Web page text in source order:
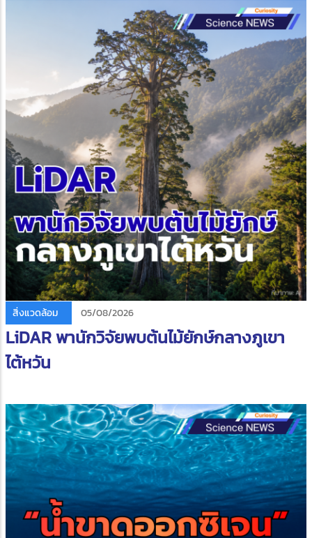
สิ่งแวดล้อม 05/08/2026
LiDAR พานักวิจัยพบต้นไม้ยักษ์กลางภูเขา
ไต้หวัน